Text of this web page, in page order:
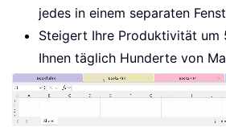
jedes in einem separaten
Steigert Ihre Produktivität um
Ihnen täglich Hunderte von